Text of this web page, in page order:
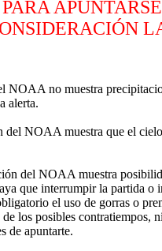
NOAA no muestra
alerta.
del NOAA muestra que el
del NOAA muestra
que interrumpir la partida o
el uso de gorras o
de los posibles
de apuntarte.